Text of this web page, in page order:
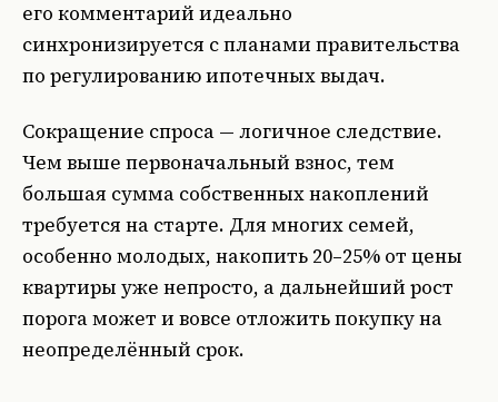
его комментарий идеально
синхронизируется с планами правительства
по регулированию ипотечных выдач.
Сокращение спроса — логичное следствие.
Чем выше первоначальный взнос, тем
большая сумма собственных накоплений
требуется на старте. Для многих семей,
особенно молодых, накопить 20–25% от цены
квартиры уже непросто, а дальнейший рост
порога может и вовсе отложить покупку на
неопределённый срок.